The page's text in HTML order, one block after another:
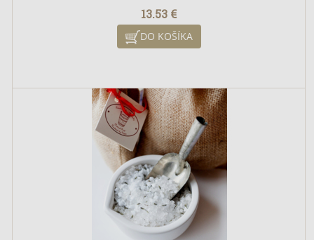
13.53 €
DO KOŠÍKA